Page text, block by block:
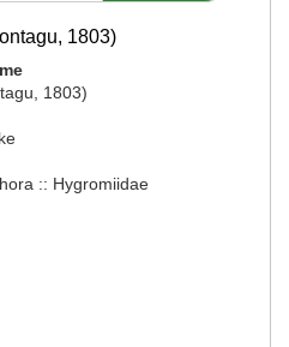
1803)
1803)
:: Hygromiidae